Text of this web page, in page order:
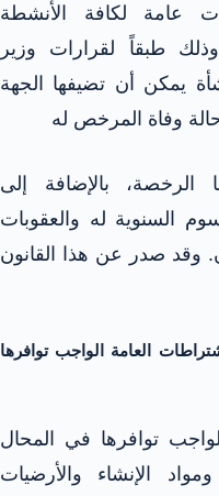
عامة لكافة الأنشطة
طبقاً لقرارات وزير
يمكن أن تضيفها الجهة
وفاة المرخص له
الرخصة، بالإضافة إلى
السنوية له والعقوبات
وقد صدر عن هذا القانون
في شأن الاشتراطات العامة الواجب توافرها
توافرها في المحال
الإنشاء والأرضيات